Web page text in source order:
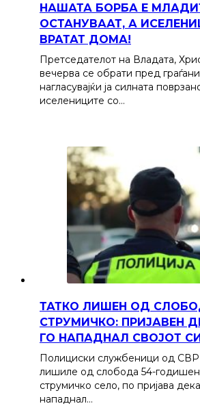
НАШАТА БОРБА Е
ОСТАНУВААТ, А
ВРАТАТ ДОМА!
Претседателот на Владата,
вечерва се обрати пред
нагласувајќи ја силната
иселениците со…
ТАТКО ЛИШЕН ОД
СТРУМИЧКО: ПРИЈАВЕН
ГО НАПАДНАЛ СВОЈОТ
Полициски службеници од СВР
лишиле од слобода 54-
струмичко село, по пријава
нападнал…